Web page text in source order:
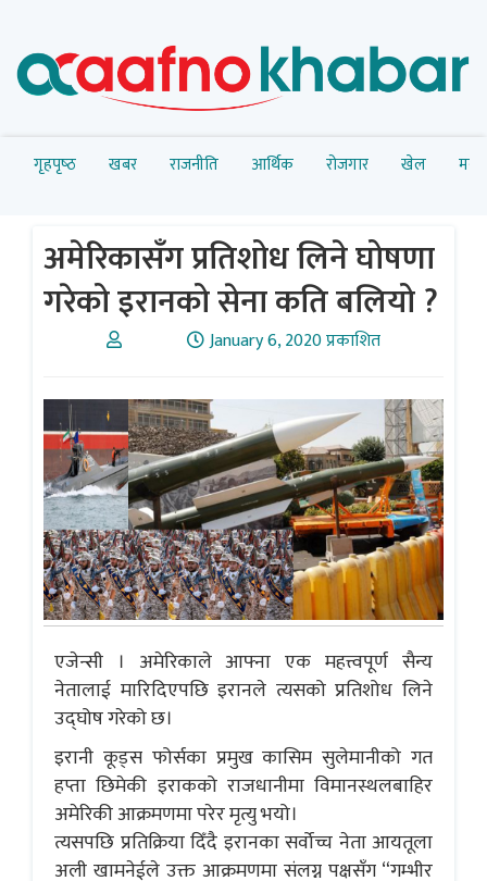
गृहपृष्‍ठ खबर राजनीति आर्थिक रोजगार खेल
अमेरिकासँग प्रतिशोध लिने घोषणा
गरेको इरानको सेना कति बलियो ?
January 6, 2020 प्रकाशित
एजेन्सी । अमेरिकाले आफ्ना एक महत्त्वपूर्ण सैन्य
नेतालाई मारिदिएपछि इरानले त्यसको प्रतिशोध लिने
उद्घोष गरेको छ।
इरानी कूड्स फोर्सका प्रमुख कासिम सुलेमानीको गत
हप्ता छिमेकी इराकको राजधानीमा विमानस्थलबाहिर
अमेरिकी आक्रमणमा परेर मृत्यु भयो।
त्यसपछि प्रतिक्रिया दिँदै इरानका सर्वोच्च नेता आयतूला
अली खामनेईले उक्त आक्रमणमा संलग्न पक्षसँग “गम्भीर